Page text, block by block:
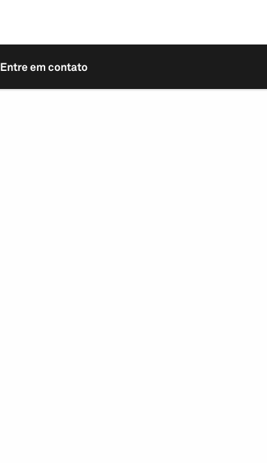
Entre em contato